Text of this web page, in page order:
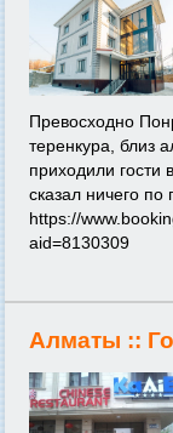
Превосходно
теренкура, близ
приходили гости
сказал ничего
https://
aid=8130309
Алматы ::